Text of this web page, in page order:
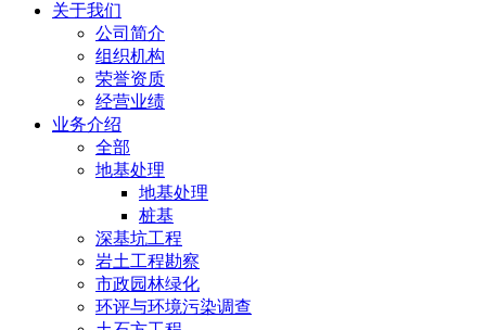
关于我们
公司简介
组织机构
荣誉资质
经营业绩
业务介绍
全部
地基处理
地基处理
桩基
深基坑工程
岩土工程勘察
市政园林绿化
环评与环境污染调查